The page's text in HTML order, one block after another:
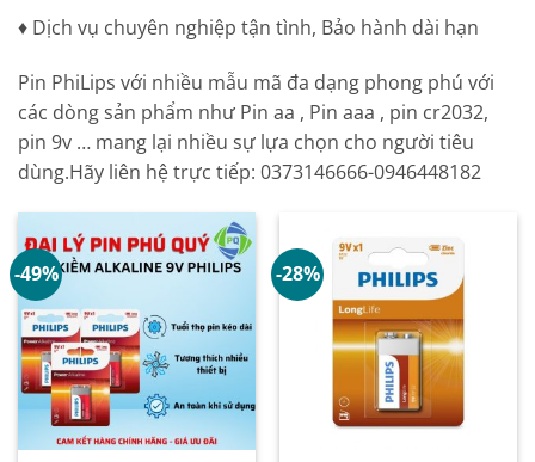
♦​ Dịch vụ chuyên nghiệp tận tình, Bảo hành dài hạn
Pin PhiLips với nhiều mẫu mã đa dạng phong phú với
các dòng sản phẩm như Pin aa , Pin aaa , pin cr2032,
pin 9v … mang lại nhiều sự lựa chọn cho người tiêu
dùng.Hãy liên hệ trực tiếp: 0373146666-0946448182
-49% -28%